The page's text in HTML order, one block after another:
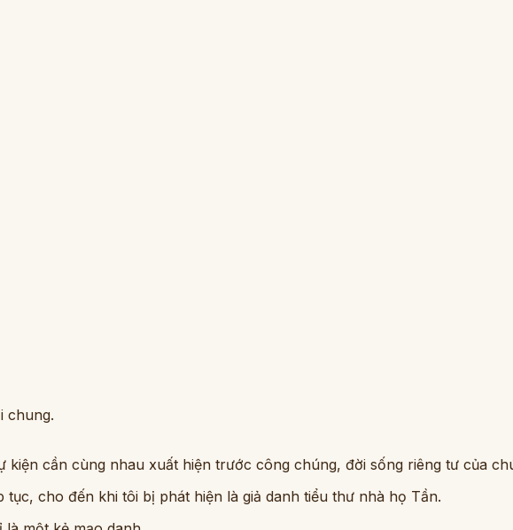
chung.
kiện cần cùng nhau xuất hiện trước công chúng, đời sống riêng tư của
cho đến khi tôi bị phát hiện là giả danh tiểu thư nhà họ Tần.